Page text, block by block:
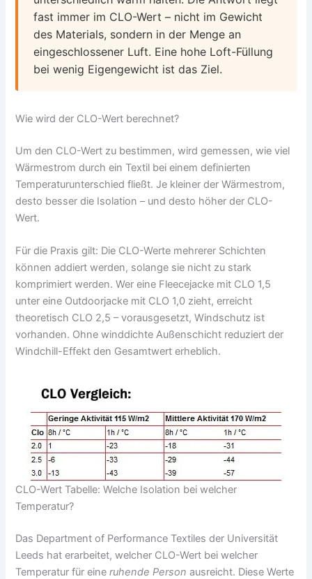
fast immer im CLO-Wert – nicht im Gewicht
des Materials, sondern in der Menge an
eingeschlossener Luft. Eine hohe Loft-Füllung
bei wenig Eigengewicht ist das Ziel.
Wie wird der CLO-Wert berechnet?
Um den CLO-Wert zu bestimmen, wird gemessen, wie viel
Wärmestrom durch ein Textil bei einem definierten
Temperaturunterschied fließt. Je kleiner der Wärmestrom,
desto besser die Isolation – und desto höher der CLO-
Wert.
Für die Praxis gilt: Die CLO-Werte mehrerer Schichten
können addiert werden, solange sie nicht zu stark
komprimiert werden. Wer eine Fleecejacke mit CLO 1,5
unter eine Outdoorjacke mit CLO 1,0 zieht, erreicht
theoretisch CLO 2,5 – vorausgesetzt, Windschutz ist
vorhanden. Ohne winddichte Außenschicht reduziert der
Windchill-Effekt den Gesamtwert erheblich.
CLO-Wert Tabelle: Welche Isolation bei welcher
Temperatur?
Das Department of Performance Textiles der Universität
Leeds hat erarbeitet, welcher CLO-Wert bei welcher
Temperatur für eineruhende Person ausreicht. Diese Werte